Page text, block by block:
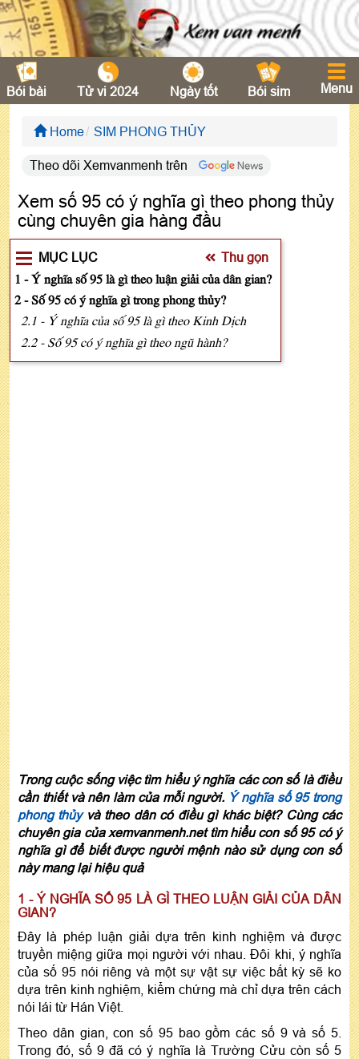
Bói bài Tử vi 2024 Ngày tốt Bói sim Menu
Home SIM PHONG THỦY
Theo dõi Xemvanmenh trên
Xem số 95 có ý nghĩa gì theo phong thủy
cùng chuyên gia hàng đầu
MỤC LỤC Thu gọn
1 - Ý nghĩa số 95 là gì theo luận giải của dân gian?
2 - Số 95 có ý nghĩa gì trong phong thủy?
2.1 - Ý nghĩa của số 95 là gì theo Kinh Dịch
2.2 - Số 95 có ý nghĩa gì theo ngũ hành?
Trong cuộc sống việc tìm hiểu ý nghĩa các con số là điều
cần thiết và nên làm của mỗi người. Ý nghĩa số 95 trong
phong thủyvà theo dân có điều gì khác biệt? Cùng các
chuyên gia của xemvanmenh.net tìm hiểu con số 95 có ý
nghĩa gì để biết được người mệnh nào sử dụng con số
này mang lại hiệu quả
1 - Ý NGHĨA SỐ 95 LÀ GÌ THEO LUẬN GIẢI CỦA DÂN
GIAN?
Đây là phép luận giải dựa trên kinh nghiệm và được
truyền miệng giữa mọi người với nhau. Đôi khi, ý nghĩa
của số 95 nói riêng và một sự vật sự việc bất kỳ sẽ ko
dựa trên kinh nghiệm, kiểm chứng mà chỉ dựa trên cách
nói lái từ Hán Việt.
Theo dân gian, con số 95 bao gồm các số 9 và số 5.
Trong đó, số 9 đã có ý nghĩa là Trường Cửu còn số 5